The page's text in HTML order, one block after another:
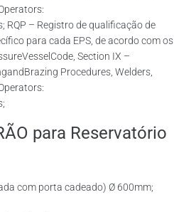
– Registro de qualificação de
para cada EPS, de acordo com os
Section IX –
Procedures, Welders,
para Reservatório
com porta cadeado) Ø 600mm;